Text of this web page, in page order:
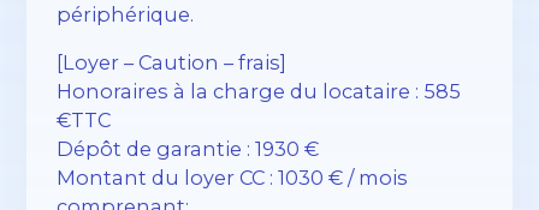
périphérique.
[Loyer – Caution – frais]
Honoraires à la charge du locataire : 585
€TTC
Dépôt de garantie : 1930 €
Montant du loyer CC : 1030 € / mois